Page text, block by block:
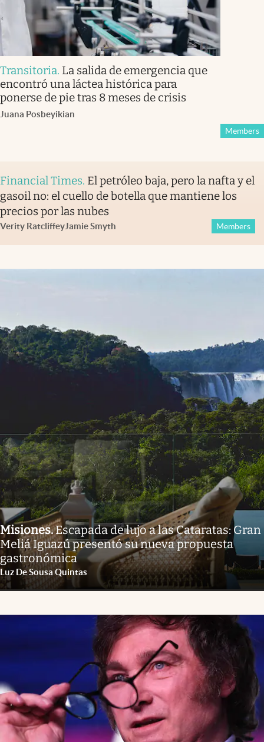
Transitoria. La salida de emergencia que
encontró una láctea histórica para
ponerse de pie tras 8 meses de crisis
Juana Posbeyikian
Members
Financial Times. El petróleo baja, pero la nafta y el
gasoil no: el cuello de botella que mantiene los
precios por las nubes
Verity RatcliffeyJamie Smyth Members
Misiones.Escapada de lujo a las Cataratas: Gran
Meliá Iguazú presentó su nueva propuesta
gastronómica
Luz De Sousa Quintas